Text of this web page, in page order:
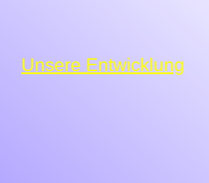
Unsere Entwicklung